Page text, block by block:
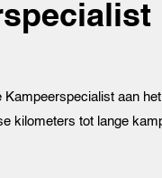
aan
kilometers tot lange